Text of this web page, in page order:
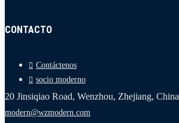
CONTACTO
Contáctenos
socio moderno
20 Jinsiqiao Road, Wenzhou, Zhejiang, China
modern@wzmodern.com